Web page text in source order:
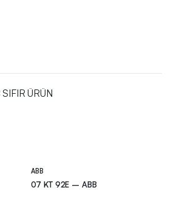
ÜRÜN
ABB
07 KT 92E – ABB